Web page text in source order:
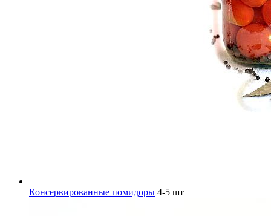
Консервированные помидоры 4-5 шт